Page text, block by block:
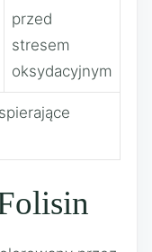
przed
stresem
oksydacyjnym